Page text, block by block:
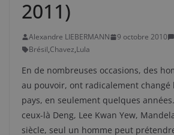
2011)
Alexandre LIEBERMANN 9 octobre 2010
Brésil,Chavez,Lula
En de nombreuses occasions, des
au pouvoir, ont radicalement changé
pays, en seulement quelques
ceux-là Deng, Lee Kwan Yew,
siècle, seul un homme peut